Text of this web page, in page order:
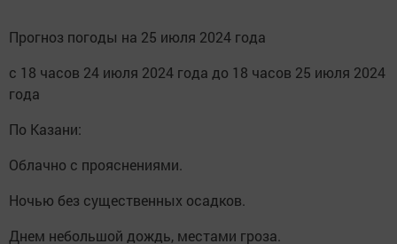
Прогноз погоды на 25 июля 2024 года
с 18 часов 24 июля 2024 года до 18 часов 25 июля 2024
года
По Казани:
Облачно с прояснениями.
Ночью без существенных осадков.
Днем небольшой дождь, местами гроза.